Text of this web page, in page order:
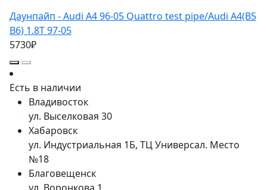
Даунпайп - Audi A4 96-05 Quattro test pipe/Audi A4(B5
B6) 1.8T 97-05
5730₽
Есть в наличии
Владивосток
ул. Выселковая 30
Хабаровск
ул. Индустриальная 1Б, ТЦ Универсал. Место
№18
Благовещенск